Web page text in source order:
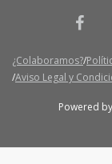
¿Colaboramos?
Aviso Legal y
Powered by